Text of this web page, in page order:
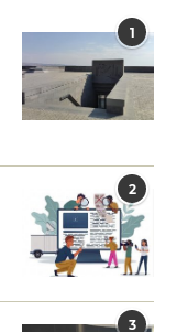
1
2
3